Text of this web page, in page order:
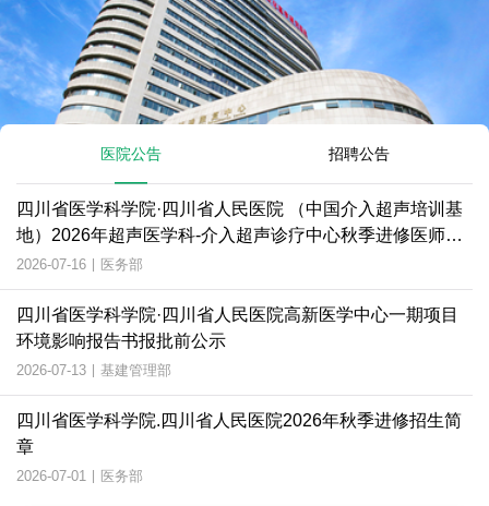
医院公告 招聘公告
四川省医学科学院·四川省人民医院 （中国介入超声培训基
地）2026年超声医学科-介入超声诊疗中心秋季进修医师招
生简章
2026-07-16 | 医务部
四川省医学科学院·四川省人民医院高新医学中心一期项目
环境影响报告书报批前公示
2026-07-13 | 基建管理部
四川省医学科学院.四川省人民医院2026年秋季进修招生简
章
2026-07-01 | 医务部